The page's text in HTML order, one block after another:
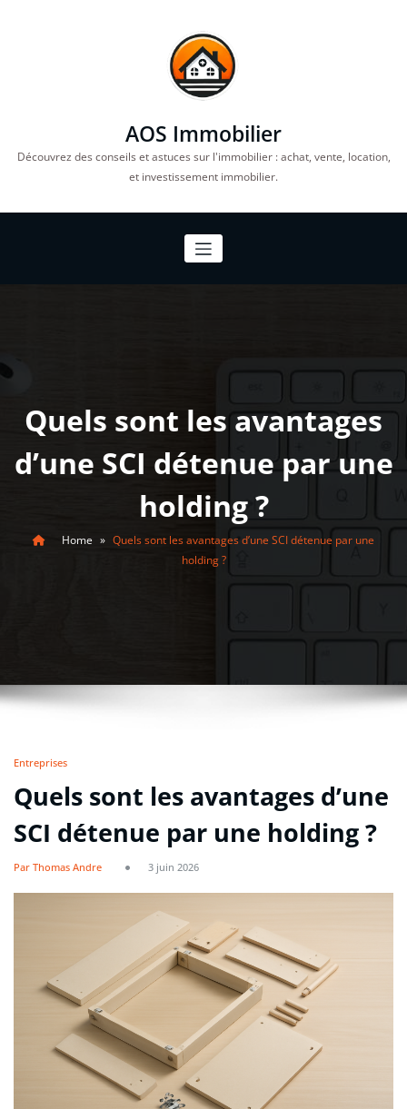
AOS Immobilier
Découvrez des conseils et astuces sur l'immobilier : achat, vente, location,
et investissement immobilier.
Quels sont les avantages
d’une SCI détenue par une
holding ?
Home » Quels sont les avantages d’une SCI détenue par une
holding ?
Entreprises
Quels sont les avantages d’une
SCI détenue par une holding ?
Par Thomas Andre 3 juin 2026